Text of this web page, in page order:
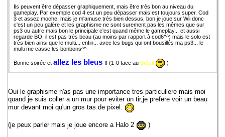
Ils peuvent être dépasser graphiquement, mais être très bon au niveau du
gameplay. Par exemple cod 4 est un peu dépasser mais est toujours super. Cod
3 et assez moche, mais je m'amuse très bien dessus, bon je joue sur Wii donc
c'est un peu galère et les graphisme ne sont surement pas les mêmes que sur
ps3 ou autre mais bon le principale c'est quand même le gameplay... et aussi
regarde BO, il est pas très beau (au moins par rapport à cod6^^) mais le solo est
très bien ainsi que le multi... enfin... avec les bugs qui ont bousillés ma ps3... le
multi me casse les bonbons^^
Bonne soirée et allez les bleus !! (1-0 face au Brésil )
Oui le graphisme n'as pas une importance tres particuliere mais moi
quand je suis coller a un mur pour eviter un tir,je prefere voir un beau
mur devant moi qu'un gros tas de pixel.
(je peux parler mais je joue encore a Halo 2 )